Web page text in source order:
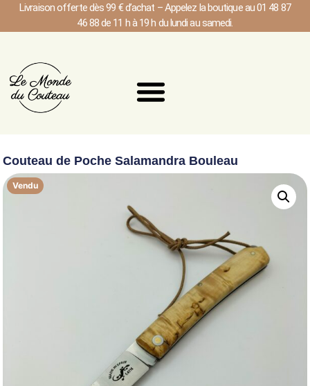
Livraison offerte dès 99 € d’achat – Appelez la boutique au 01 48 87
46 88 de 11 h à 19 h du lundi au samedi.
Couteau de Poche Salamandra Bouleau
Vendu